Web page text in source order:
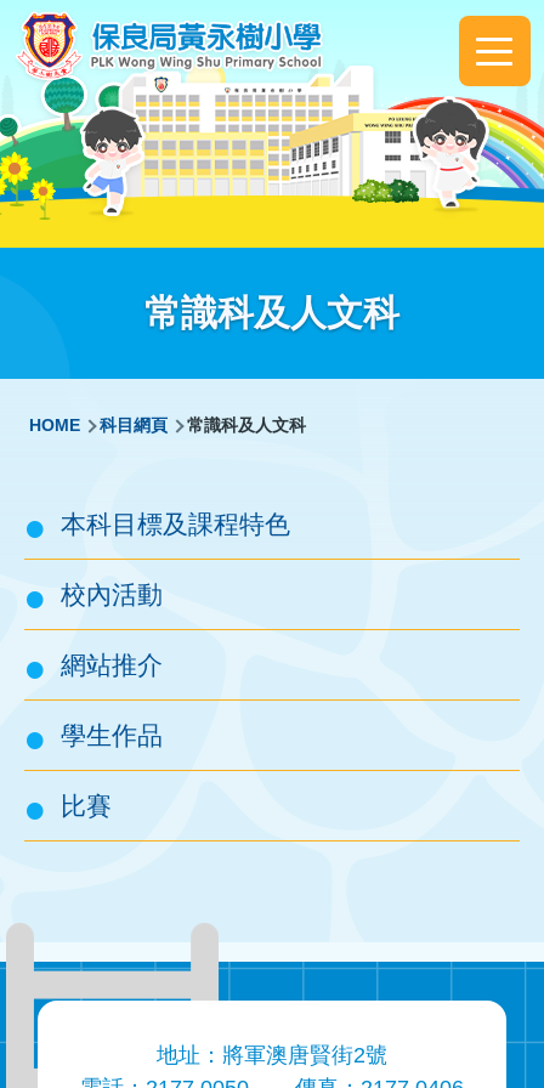
Skip to main content
Main
navigation
常識科及人文科
Breadcrumb
HOME 科目網頁 常識科及人文科
本科目標及課程特色
校內活動
網站推介
學生作品
比賽
地址：將軍澳唐賢街2號